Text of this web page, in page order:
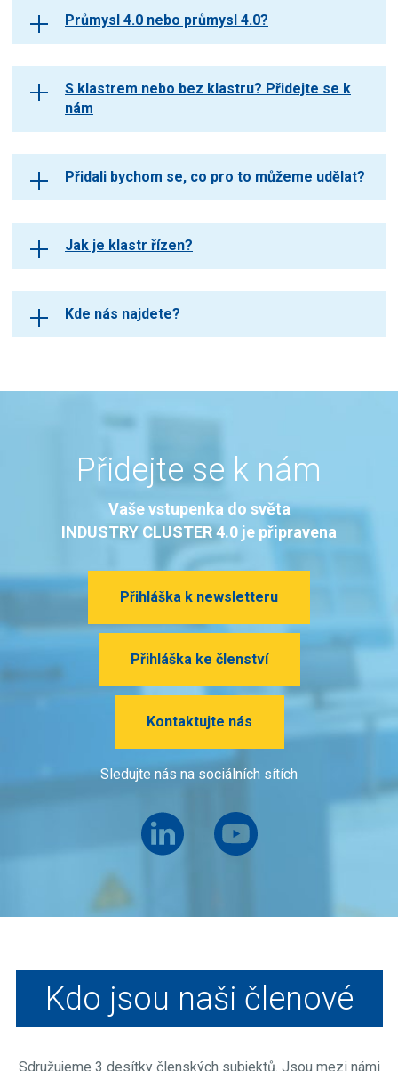
Průmysl 4.0 nebo průmysl 4.0?
S klastrem nebo bez klastru? Přidejte se k
nám
Přidali bychom se, co pro to můžeme udělat?
Jak je klastr řízen?
Kde nás najdete?
Přidejte se k nám
Vaše vstupenka do světa
INDUSTRY CLUSTER 4.0 je připravena
Přihláška k newsletteru
Přihláška ke členství
Kontaktujte nás
Sledujte nás na sociálních sítích
Kdo jsou naši členové
Sdružujeme 3 desítky členských subjektů. Jsou mezi námi